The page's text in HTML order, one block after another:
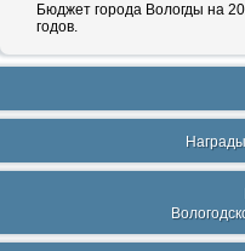
Бюджет города Вологды на
годов.